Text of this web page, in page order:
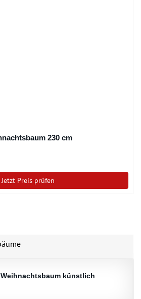
230 cm
Jetzt Preis prüfen
Weihnachtsbaum künstlich